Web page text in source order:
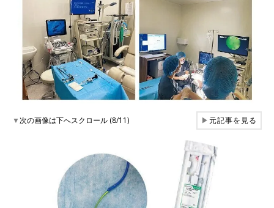
▼次の画像は下へスクロール (8/11) ▶元記事を見る